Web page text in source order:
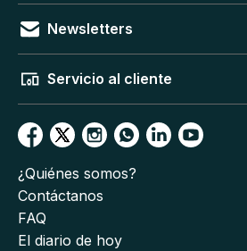
Newsletters
Servicio al cliente
¿Quiénes somos?
Contáctanos
FAQ
El diario de hoy